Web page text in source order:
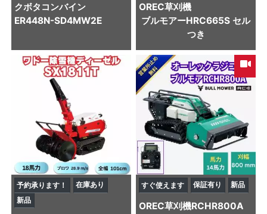
クボタ コンバイン
ER448N-SD4MW2E
OREC草刈機
ブルモアーHRC665S セル
つき
予約承ります！
在庫あり
新品
すぐ使えます 保証有り 新品
OREC草刈機RCHR800A